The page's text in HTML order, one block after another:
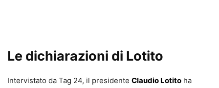
Le dichiarazioni di Lotito
Intervistato da Tag 24, il presidente Claudio Lotito ha